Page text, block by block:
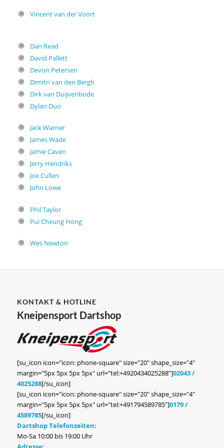
Vincent van der Voort
Dan Read
David Pallett
Devon Petersen
Dimitri van den Bergh
Dirk van Duijvenbode
Dylan Duo
Jack Warner
James Wade
Jamie Caven
Jerry Hendriks
Joe Cullen
John Lowe
Phil Taylor
Pui Cheung Hong
Wes Newton
KONTAKT & HOTLINE
Kneipensport Dartshop
[su_icon icon="icon: phone-square" size="20" shape_size="4"
margin="5px 5px 5px 5px" url="tel:+4920434025288"]02043 /
4025288[/su_icon]
[su_icon icon="icon: phone-square" size="20" shape_size="4"
margin="5px 5px 5px 5px" url="tel:+491794589785"]0179 /
4589785[/su_icon]
Dartshop Telefonzeiten:
Mo-Sa 10:00 bis 19:00 Uhr